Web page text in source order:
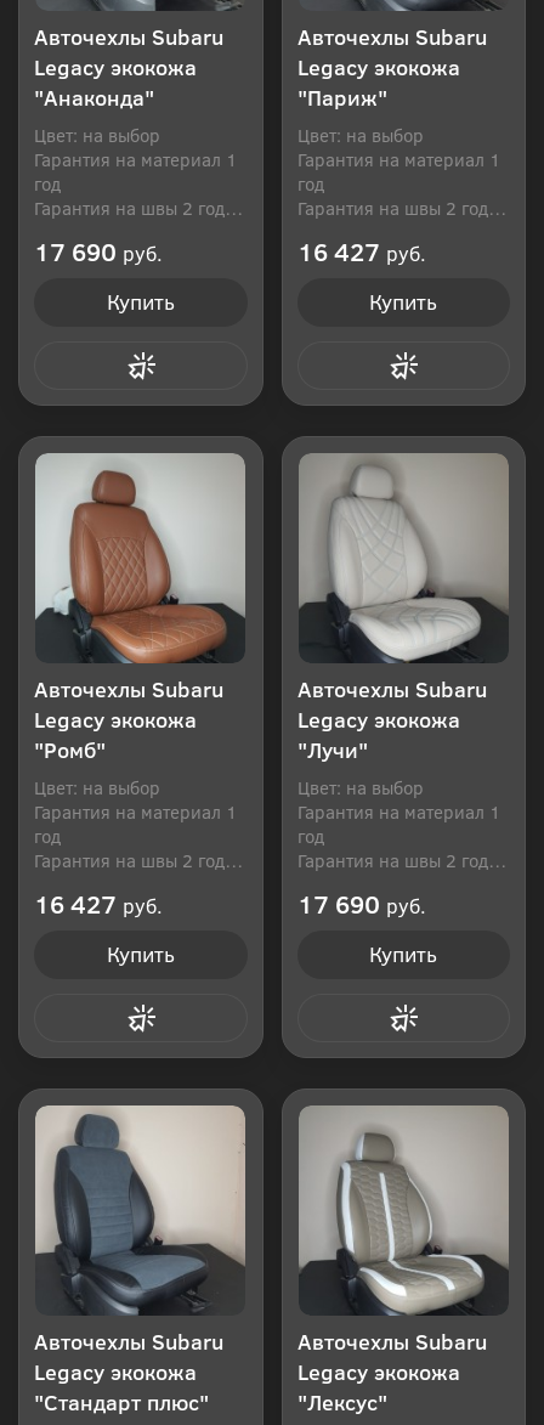
Авточехлы Subaru
Legacy экокожа
"Анаконда"
Цвет: на выбор
Гарантия на материал 1
год
Гарантия на швы 2 года
17 690 руб.
Купить
Авточехлы Subaru
Legacy экокожа
"Париж"
Цвет: на выбор
Гарантия на материал 1
год
Гарантия на швы 2 года
16 427 руб.
Купить
Авточехлы Subaru
Legacy экокожа
"Ромб"
Цвет: на выбор
Гарантия на материал 1
год
Гарантия на швы 2 года
16 427 руб.
Купить
Авточехлы Subaru
Legacy экокожа
"Лучи"
Цвет: на выбор
Гарантия на материал 1
год
Гарантия на швы 2 года
17 690 руб.
Купить
Авточехлы Subaru
Legacy экокожа
"Стандарт плюс"
Авточехлы Subaru
Legacy экокожа
"Лексус"